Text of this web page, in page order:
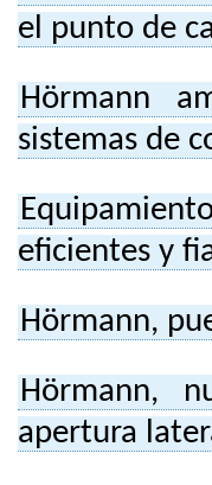
el punto de
Hörmann
sistemas de
eficientes y
Hörmann,
Hörmann,
apertura